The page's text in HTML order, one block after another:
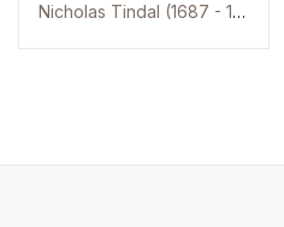
Nicholas Tindal (1687 - 1774)